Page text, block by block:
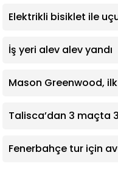
Elektrikli bisiklet ile
İş yeri alev alev yandı
Mason Greenwood,
Talisca’dan 3 maçta
Fenerbahçe tur için